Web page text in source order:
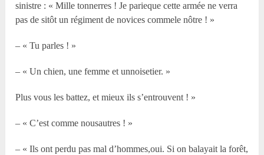
sinistre : « Mille tonnerres ! Je parieque cette armée ne verra
pas de sitôt un régiment de novices commele nôtre ! »
– « Tu parles ! »
– « Un chien, une femme et unnoisetier. »
Plus vous les battez, et mieux ils s’entrouvent ! »
– « C’est comme nousautres ! »
– « Ils ont perdu pas mal d’hommes,oui. Si on balayait la forêt,